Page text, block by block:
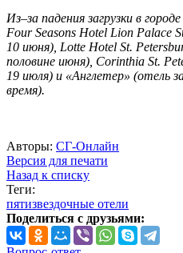
Из–за падения загрузки в
Four Seasons Hotel Lion Palace
10 июня), Lotte Hotel St.
половине июня), Corinthia St.
19 июля) и «Англетер» (отель
время).
Авторы: СГ-Онлайн
Версия для печати
Назад к списку
Теги:
пятизвездочные отели
Поделиться с друзьями: